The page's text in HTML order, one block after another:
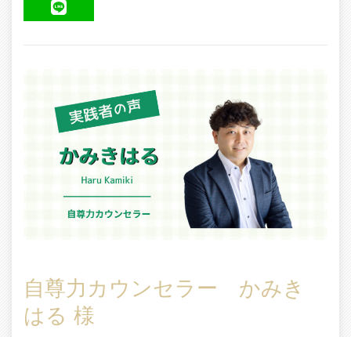
自尊力カウンセラー かみき
はる 様